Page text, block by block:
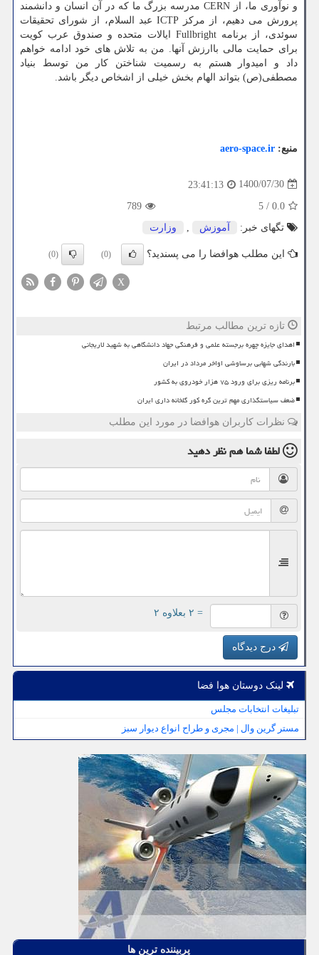
و نوآوری ما، از CERN مدرسه بزرگ ما که در آن انسان و دانشمند
پرورش می­ دهیم، از مرکز ICTP عبد السلام، از شورای تحقیقات
سوئدی، از برنامه Fullbright ایالات متحده و صندوق عرب کویت
برای حمایت مالی باارزش آن­ها. من به تلاش­ های خود ادامه خواهم
داد و امیدوار هستم به رسمیت شناختن کار من توسط بنیاد
مصطفی(ص) بتواند الهام بخش خیلی از اشخاص دیگر باشد.
منبع: aero-space.ir
1400/07/30
23:41:13
0.0
/
5
789
تگهای خبر:
آموزش , وزارت
این مطلب هوافضا را می پسندید؟ (0)
(0)
X
تازه ترین مطالب مرتبط
اهدای جایزه چهره برجسته علمی و فرهنگی جهاد دانشگاهی به شهید لاریجانی
بارندگی شهابی برساوشی اواخر مرداد در ایران
برنامه ریزی برای ورود ۷۵ هزار خودروی به کشور
ضعف سیاستگذاری مهم ترین گره کور گلخانه داری ایران
نظرات کاربران هوافضا در مورد این مطلب
لطفا شما همنظر دهید
= ۲ بعلاوه ۲
درج دیدگاه
لینک دوستان هوا فضا
تبلیغات انتخابات مجلس
مستر گرین وال | مجری و طراح انواع دیوار سبز
پربیننده ترین ها